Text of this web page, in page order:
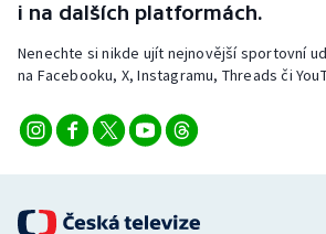
i na dalších platformách.
Nenechte si nikde ujít nejnovější sportovní
na Facebooku, X, Instagramu, Threads či